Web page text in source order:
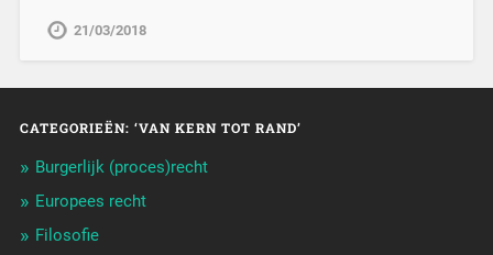
21/03/2018
CATEGORIEËN: ‘VAN KERN TOT RAND’
Burgerlijk (proces)recht
Europees recht
Filosofie